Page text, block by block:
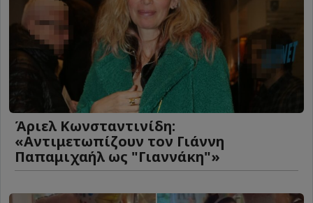
Άριελ Κωνσταντινίδη:
«Αντιμετωπίζουν τον Γιάννη
Παπαμιχαήλ ως "Γιαννάκη"»